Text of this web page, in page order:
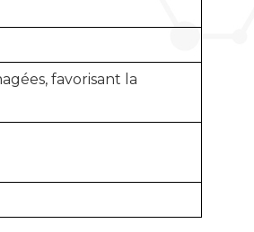
favorisant la